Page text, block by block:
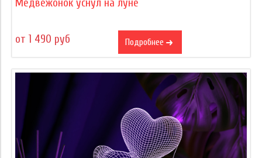
Медвежонок уснул на луне
от 1 490 руб Подробнее